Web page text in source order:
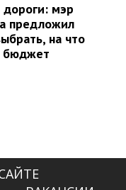
мэр
предложил
на что
бюджет